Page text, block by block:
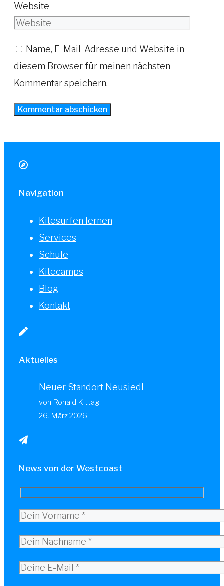
Website
Name, E-Mail-Adresse und Website in
diesem Browser für meinen nächsten
Kommentar speichern.
Navigation
Kitesurfen lernen
Services
Schule
Kitecamps
Blog
Kontakt
Aktuelles
Neuer Standort Neusiedl
von Ronald Kittag
26. März 2026
News von der Westcoast